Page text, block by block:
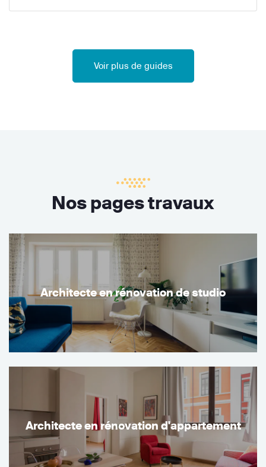
Voir plus de guides
Nos pages travaux
Architecte en rénovation de studio
Architecte en rénovation d'appartement